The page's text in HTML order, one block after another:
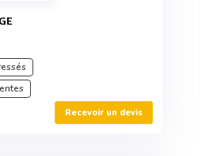
Recevoir un devis